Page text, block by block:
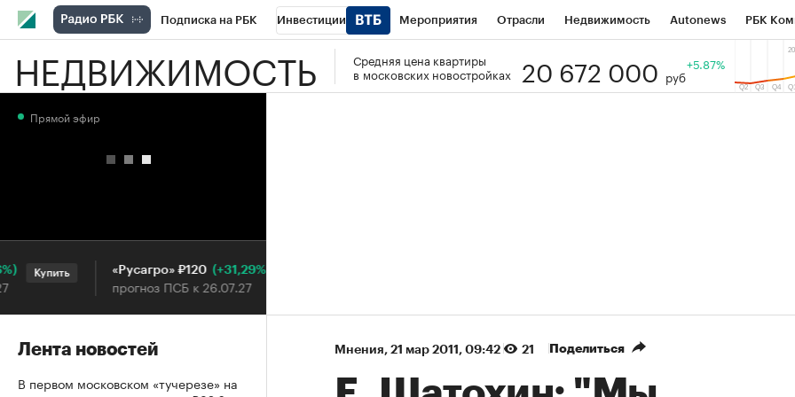
Подписка на РБК Инвестиции Мероприятия Отрасли Недвижимость Autonews РБК
РБК Вино Спорт Школа управления РБК РБК Образование Тренды
НЕДВИЖИМОСТЬ
Средняя цена квартиры
в московских новостройках
20 672 000 руб
+5.87%
Мнения⁠, 21 мар 2011, 09:42 21 Поделиться
Прямой эфир
Купить «Русагро» ₽120 (+31,29%)
прогноз ПСБ к 26.07.27
Лента новостей
В первом московском «тучерезе» на